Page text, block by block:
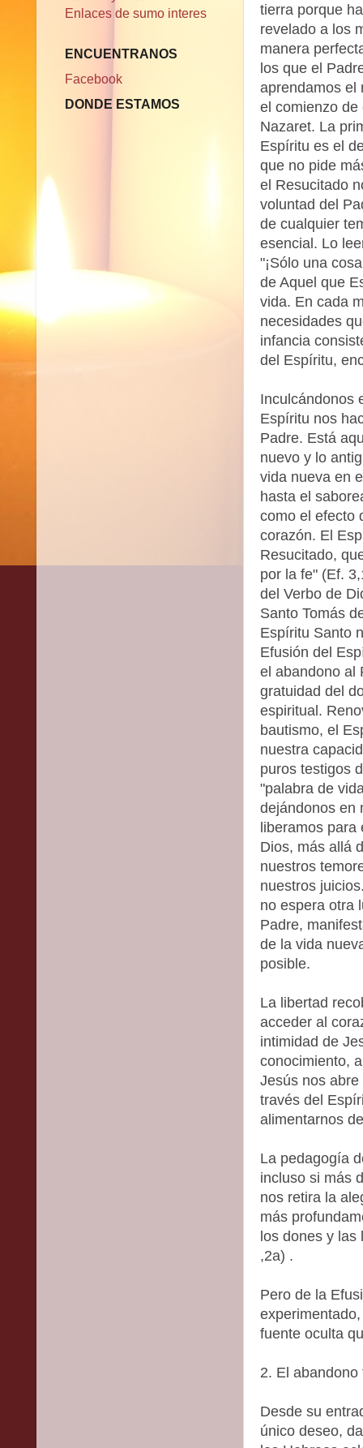
tierra porque
revelado a los
manera
los que el
aprendamos el
el comienzo
Nazaret. La
Espíritu es el
que no pide
el Resucitado
voluntad del
de cualquier
esencial. Lo
"¡Sólo una
de Aquel que
vida. En cada
necesidades
infancia
del Espíritu,
Inculcándonos
Espíritu nos
Padre. Está
nuevo y lo
vida nueva en
hasta el
como el efecto
corazón. El
Resucitado,
por la fe" (Ef.
del Verbo de
Santo Tomás
Espíritu Santo
Efusión del
el abandono al
gratuidad del
espiritual.
bautismo, el
nuestra
puros testigos
"palabra de
dejándonos en
liberamos
Dios, más allá
nuestros
nuestros
no espera otra
Padre,
de la vida
posible.
La libertad
acceder al
intimidad de
conocimiento,
Jesús nos
través del
alimentarnos
La pedagogía
incluso si más
nos retira la
más
los dones y
,2a) .
Pero de la
fuente oculta
2. El
Desde su
único deseo,
Enlaces de sumo interes
ENCUENTRANOS
Facebook
DONDE ESTAMOS